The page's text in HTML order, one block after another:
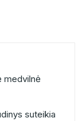
medvilnė
suteikia